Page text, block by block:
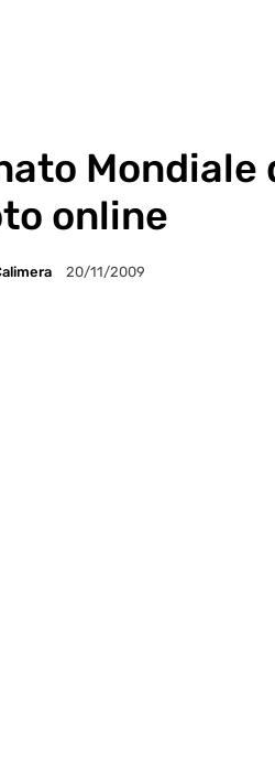
Mondiale
online
20/11/2009